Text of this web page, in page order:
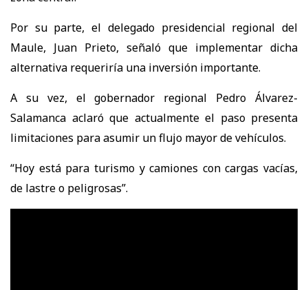
Por su parte, el delegado presidencial regional del
Maule, Juan Prieto, señaló que implementar dicha
alternativa requeriría una inversión importante.
A su vez, el gobernador regional Pedro Álvarez-
Salamanca aclaró que actualmente el paso presenta
limitaciones para asumir un flujo mayor de vehículos.
“Hoy está para turismo y camiones con cargas vacías,
de lastre o peligrosas”.